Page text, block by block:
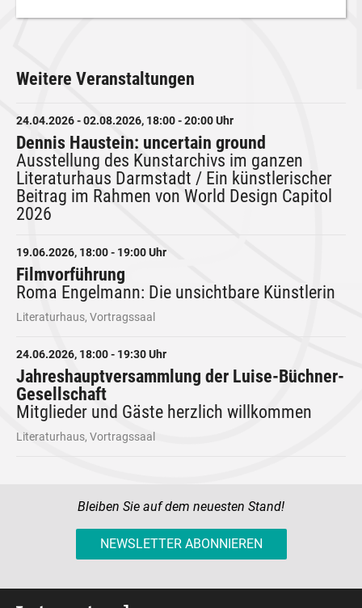
Weitere Veranstaltungen
24.04.2026 - 02.08.2026, 18:00 - 20:00 Uhr
Dennis Haustein: uncertain ground
Ausstellung des Kunstarchivs im ganzen
Literaturhaus Darmstadt / Ein künstlerischer
Beitrag im Rahmen von World Design Capitol
2026
19.06.2026, 18:00 - 19:00 Uhr
Filmvorführung
Roma Engelmann: Die unsichtbare Künstlerin
Literaturhaus, Vortragssaal
24.06.2026, 18:00 - 19:30 Uhr
Jahreshauptversammlung der Luise-Büchner-
Gesellschaft
Mitglieder und Gäste herzlich willkommen
Literaturhaus, Vortragssaal
Bleiben Sie auf dem neuesten Stand!
NEWSLETTER ABONNIEREN